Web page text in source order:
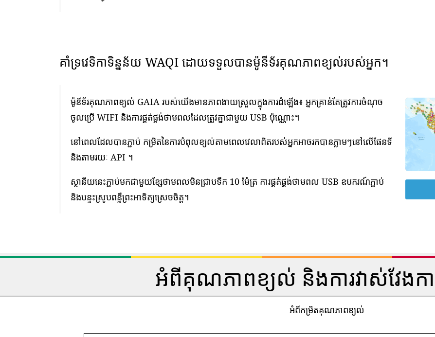
គាំទ្រវេទិកាទិន្នន័យ WAQI ដោយទទួលបានម៉ូនីទ័រគុណភាពខ្យល់របស់អ្នក។
ម៉ូនីទ័រគុណភាពខ្យល់ GAIA របស់យើងមានភាពងាយស្រួលក្នុងការដំឡើង៖ អ្នកគ្រាន់តែត្រូវការចំណុច
ចូលប្រើ WIFI និងការផ្គត់ផ្គង់ថាមពលដែលត្រូវគ្នាជាមួយ USB ប៉ុណ្ណោះ។
នៅពេលដែលបានភ្ជាប់ កម្រិតនៃការបំពុលខ្យល់តាមពេលវេលាពិតរបស់អ្នកអាចរកបានភ្លាមៗនៅលើផែនទី
និងតាមរយៈ API ។
ស្ថានីយនេះភ្ជាប់មកជាមួយខ្សែថាមពលមិនជ្រាបទឹក 10 ម៉ែត្រ ការផ្គត់ផ្គង់ថាមពល USB ឧបករណ៍ភ្ជាប់
និងបន្ទះស្រូបពន្លឺព្រះអាទិត្យស្រេចចិត្ត។
អំពីគុណភាពខ្យល់ និងការវាស់វែងក
អំពីកម្រិតគុណភាពខ្យល់